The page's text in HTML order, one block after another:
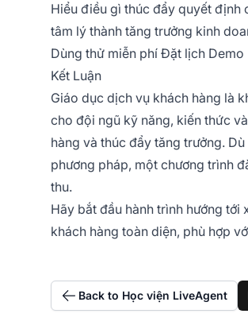
Hiểu điều gì thúc đẩy quyết định
tâm lý thành tăng trưởng kinh
Dùng thử miễn phí Đặt lịch Demo
Kết Luận
Giáo dục dịch vụ khách hàng là
cho đội ngũ kỹ năng, kiến thức
hàng và thúc đẩy tăng trưởng.
phương pháp, một chương trình
thu.
Hãy bắt đầu hành trình hướng
khách hàng toàn diện, phù hợp
Back to Học viện LiveAgent